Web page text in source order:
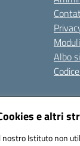
e altri
nostro Istituto non
Albo
riferimento:
2025/2028 –